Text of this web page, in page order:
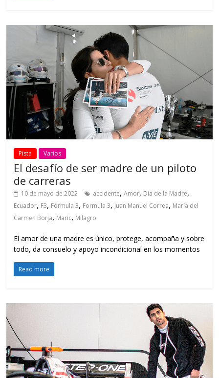
Pista Varios
El desafío de ser madre de un piloto
de carreras
10 de mayo de 2022 accidente,Amor, Día de la Madre,
Ecuador, F3, Fórmula 3, Formula 3, Juan Manuel Correa, María del
Carmen Borja, Maric, Milagro
El amor de una madre es único, protege, acompaña y sobre
todo, da consuelo y apoyo incondicional en los momentos
Read more